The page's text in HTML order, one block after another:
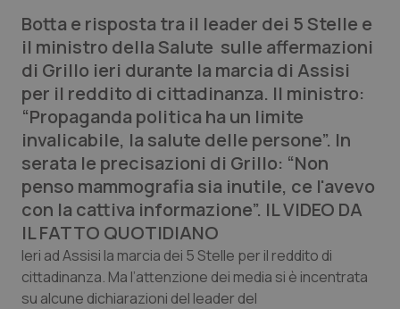
Basilicata
Calabria
Campania
Emilia-Romagna
Friuli Venezia Giulia
Lazio
Artrite & artrosi
Asma & BPCO
Car-T
Colesterolo & coronaropatie
Dermatite Atopica
Diabete & glucometri
QS Club Newsletter
Botta e risposta tra il leader dei 5 Stelle e
il ministro della Salute sulle affermazioni
di Grillo ieri durante la marcia di Assisi
per il reddito di cittadinanza. Il ministro:
“Propaganda politica ha un limite
invalicabile, la salute delle persone”. In
serata le precisazioni di Grillo: “Non
penso mammografia sia inutile, ce l'avevo
con la cattiva informazione”. IL VIDEO DA
IL FATTO QUOTIDIANO
Ieri ad Assisi la marcia dei 5 Stelle per il reddito di
cittadinanza. Ma l’attenzione dei media si è incentrata
su alcune dichiarazioni del leader del